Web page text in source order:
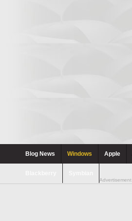
Blog News Windows Apple
Advertisement